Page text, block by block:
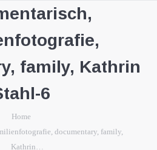
family, Kathrin
6
Home
documentary, family,
Kathrin…